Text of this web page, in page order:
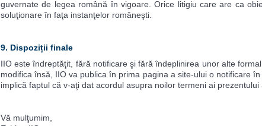
guvernate de legea română în vigoare. Orice litigiu care are ca
soluţionare în faţa instanţelor româneşti.
9. Dispoziții finale
IIO este îndreptăţit, fără notificare şi fără îndeplinirea unor alte
modifica însă, IIO va publica în prima pagina a site-ului o notificare
implică faptul că v-aţi dat acordul asupra noilor termeni ai prezentului
Vă mulţumim,